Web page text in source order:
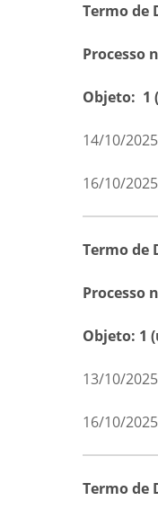
Termo de
Processo
Objeto: 1
14/10/
16/10/
Termo de
Processo
Objeto: 1
13/10/
16/10/
Termo de